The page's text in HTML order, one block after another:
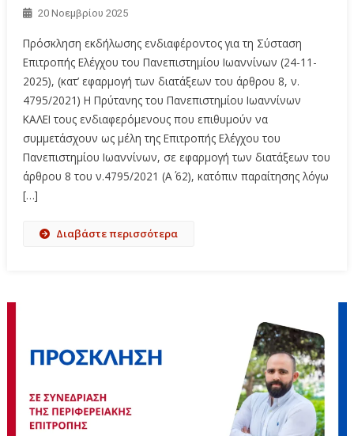
20 Νοεμβρίου 2025
Πρόσκληση εκδήλωσης ενδιαφέροντος για τη Σύσταση
Επιτροπής Ελέγχου του Πανεπιστημίου Ιωαννίνων (24-11-
2025), (κατ’ εφαρμογή των διατάξεων του άρθρου 8, ν.
4795/2021) Η Πρύτανης του Πανεπιστημίου Ιωαννίνων
ΚΑΛEI τους ενδιαφερόμενους που επιθυμούν να
συμμετάσχουν ως μέλη της Επιτροπής Ελέγχου του
Πανεπιστημίου Ιωαννίνων, σε εφαρμογή των διατάξεων του
άρθρου 8 του ν.4795/2021 (Α΄ 62), κατόπιν παραίτησης λόγω
[…]
Διαβάστε περισσότερα